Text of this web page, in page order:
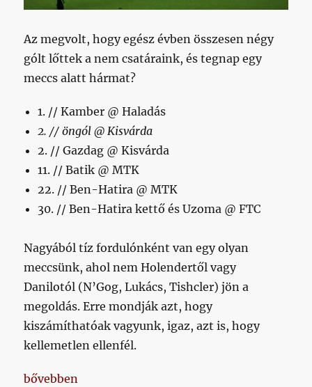
Az megvolt, hogy egész évben összesen négy
gólt lőttek a nem csatáraink, és tegnap egy
meccs alatt hármat?
1. // Kamber @ Haladás
2. // öngól @ Kisvárda
2. // Gazdag @ Kisvárda
11. // Batik @ MTK
22. // Ben-Hatira @ MTK
30. // Ben-Hatira kettő és Uzoma @ FTC
Nagyából tíz fordulónként van egy olyan
meccsünk, ahol nem Holendertől vagy
Danilotól (N’Gog, Lukács, Tishcler) jön a
megoldás. Erre mondják azt, hogy
kiszámíthatóak vagyunk, igaz, azt is, hogy
kellemetlen ellenfél.
„Egyelőre csak osztályozókönyv”
bővebben